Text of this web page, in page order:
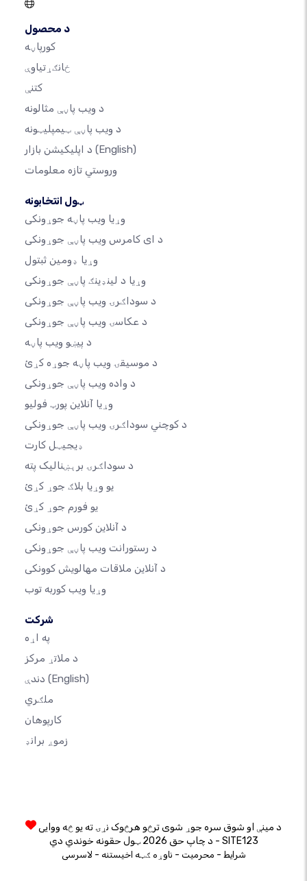
د محصول
کورپاڼه
ځانګړتیاوې
کتنې
د ویب پاڼې مثالونه
د ویب پاڼې ټیمپلیټونه
(English)
وروستي تازه معلومات
ټول انتخابونه
وړیا ویب پاڼه جوړونکی
د ای کامرس ویب پاڼې جوړونکی
وړیا ډومین ثبتول
وړیا د لینډینګ پاڼې جوړونکی
د سوداګرۍ ویب پاڼې جوړونکی
د عکاسۍ ویب پاڼې جوړونکی
د پیښو ویب پاڼه
د موسیقۍ ویب پاڼه جوړه کړئ
د واده ویب پاڼې جوړونکی
وړیا آنلاین پورټ فولیو
د کوچني سوداګرۍ ویب پاڼې جوړونکی
ډیجیټل کارت
د سوداګرۍ برېښنالیک پته
یو وړیا بلاګ جوړ کړئ
یو فورم جوړ کړئ
د آنلاین کورس جوړونکی
د رستورانت ویب پاڼې جوړونکی
د آنلاین ملاقات مهالویش کوونکی
وړیا ویب کوربه توب
شرکت
په اړه
د ملاتړ مرکز
(English)
ملګري
کارپوهان
زموږ برانډ
د مینې او شوق سره جوړ شوی ترڅو هرڅوک نړۍ ته یو څه ووایی
د چاپ حق 2026 ټول حقونه خوندي دي - SITE123
شرایط - محرمیت - ناوړه ګټه اخیستنه - لاسرسی